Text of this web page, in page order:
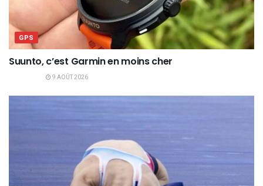
GPS
Suunto, c’est Garmin en moins cher
9 AOÛT 2026